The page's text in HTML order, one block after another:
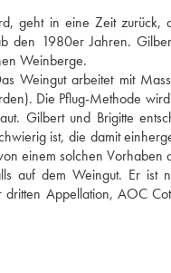
geht in eine Zeit
den 1980er Jahren.
Weinberge.
Weingut arbeitet mit
Die Pflug-Methode
Gilbert und Brigitte
ist, die damit
einem solchen Vorhaben
auf dem Weingut. Er
Appellation, AOC